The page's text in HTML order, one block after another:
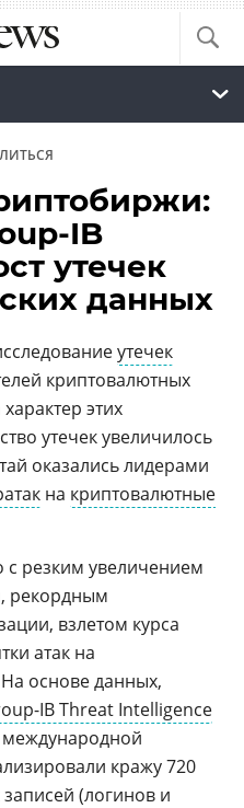
IB
утечек
данных
утечек
криптовалютных
этих
утечек увеличилось
оказались лидерами
на криптовалютные
с резким увеличением
рекордным
взлетом курса
атак на
основе данных,
IB Threat Intelligence
международной
кражу 720
(логинов и